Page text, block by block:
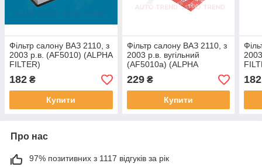
Фільтр салону ВАЗ 2110, з
2003 р.в. (AF5010) (ALPHA
FILTER)
182 ₴
Купити
Фільтр салону ВАЗ 2110, з
2003 р.в. вугільний
(AF5010a) (ALPHA
FILTER)
229₴
Купити
182
Про нас
97% позитивних з 1117 відгуків за рік